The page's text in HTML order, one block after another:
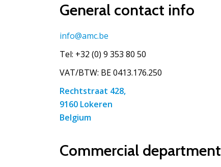
General contact info
info@amc.be
Tel: +32 (0) 9 353 80 50
VAT/BTW: BE 0413.176.250
Rechtstraat 428,
9160 Lokeren
Belgium
Commercial department